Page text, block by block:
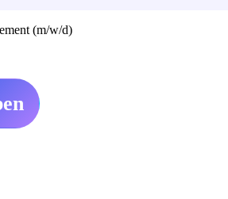
(m/w/d)